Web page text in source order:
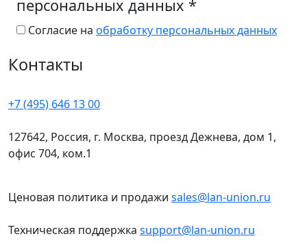
персональных данных *
Согласие на обработку персональных данных
Контакты
+7 (495) 646 13 00
127642, Россия, г. Москва, проезд Дежнева, дом 1,
офис 704, ком.1
Ценовая политика и продажи sales@lan-union.ru
Техническая поддержка support@lan-union.ru